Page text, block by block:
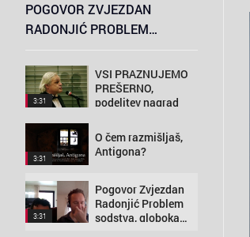
POGOVOR ZVJEZDAN
RADONJIĆ PROBLEM
IN POTREBA PO DESNICI
3:31
VSI PRAZNUJEMO
PREŠERNO,
podelitev nagrad
3:31
O čem razmišljaš,
Antigona?
3:31
Pogovor Zvjezdan
Radonjić Problem
sodstva, globoka